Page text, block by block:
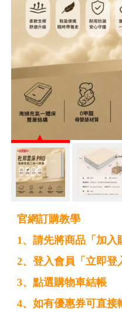
官網訂購教學
1、請先將商品「加入
2、登入會員「立即登
3、點選購物車結帳
4、如有優惠券可直接